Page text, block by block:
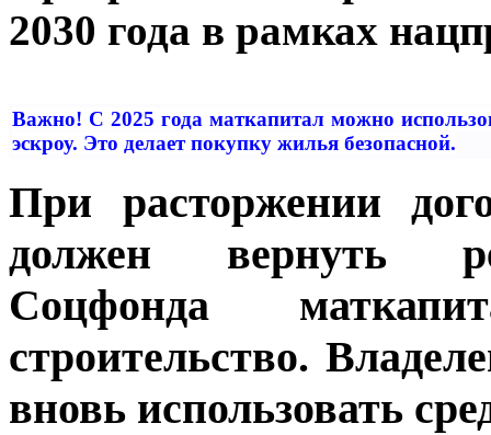
2030 года в рамках
Важно! С 2025 года маткапитал можно
эскроу. Это делает покупку жилья безопасной.
При расторжении
должен вернуть
Соцфонда
строительство.
вновь использовать